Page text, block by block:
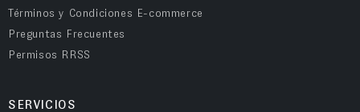
Términos y Condiciones E-commerce
Preguntas Frecuentes
Permisos RRSS
SERVICIOS